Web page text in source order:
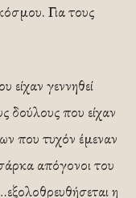
Για τους
είχαν γεννηθεί
δούλους που είχαν
που τυχόν έμεναν
απόγονοι του
η